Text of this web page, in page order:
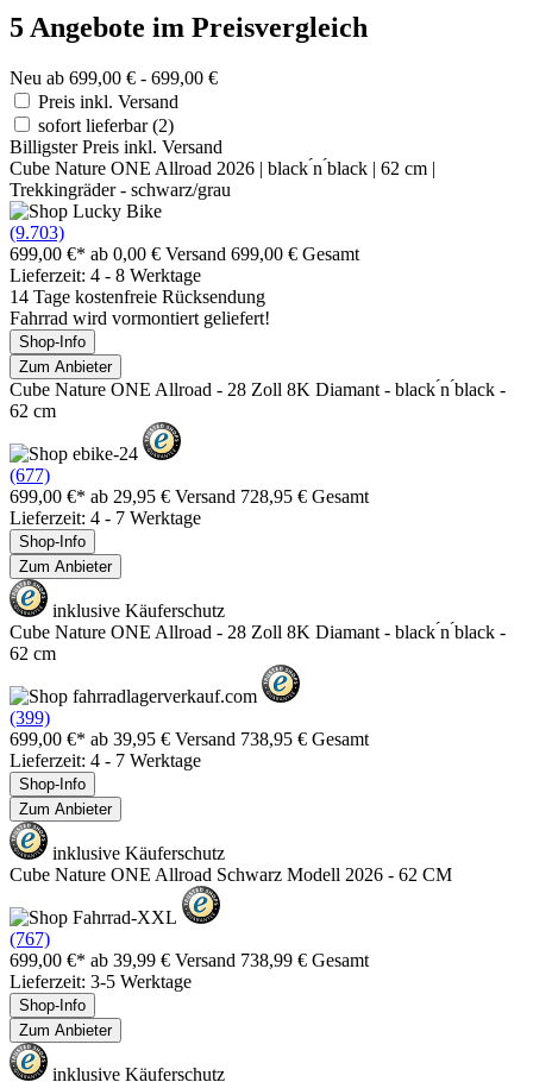
5 Angebote im Preisvergleich
Neu ab 699,00 € - 699,00 €
Preis inkl. Versand
sofort lieferbar(2)
Billigster Preis inkl. Versand
Cube Nature ONE Allroad 2026 | black ́n ́black | 62 cm |
Trekkingräder - schwarz/grau
(9.703)
699,00 €* ab 0,00 € Versand 699,00 € Gesamt
Lieferzeit: 4 - 8 Werktage
14 Tage kostenfreie Rücksendung
Fahrrad wird vormontiert geliefert!
Shop-Info
Zum Anbieter
Cube Nature ONE Allroad - 28 Zoll 8K Diamant - black ́n ́black -
62 cm
(677)
699,00 €* ab 29,95 € Versand 728,95 € Gesamt
Lieferzeit: 4 - 7 Werktage
Shop-Info
Zum Anbieter
inklusive Käuferschutz
Cube Nature ONE Allroad - 28 Zoll 8K Diamant - black ́n ́black -
62 cm
(399)
699,00 €* ab 39,95 € Versand 738,95 € Gesamt
Lieferzeit: 4 - 7 Werktage
Shop-Info
Zum Anbieter
inklusive Käuferschutz
Cube Nature ONE Allroad Schwarz Modell 2026 - 62 CM
(767)
699,00 €* ab 39,99 € Versand 738,99 € Gesamt
Lieferzeit: 3-5 Werktage
Shop-Info
Zum Anbieter
inklusive Käuferschutz